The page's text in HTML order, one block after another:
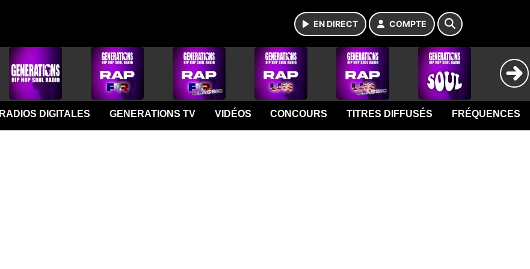
EN DIRECT COMPTE
RADIOS DIGITALES GENERATIONS TV VIDÉOS CONCOURS TITRES DIFFUSÉS FRÉQUENCES